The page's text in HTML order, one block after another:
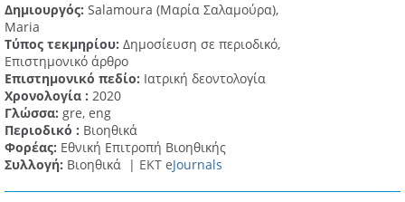
Δημιουργός: Salamoura (Μαρία Σαλαμούρα),
Maria
Τύπος τεκμηρίου: Δημοσίευση σε περιοδικό,
Επιστημονικό άρθρο
Επιστημονικό πεδίο: Ιατρική δεοντολογία
Χρονολογία : 2020
Γλώσσα: gre, eng
Περιοδικό : Βιοηθικά
Φορέας: Εθνική Επιτροπή Βιοηθικής
Συλλογή: Βιοηθικά | ΕΚΤ eJournals